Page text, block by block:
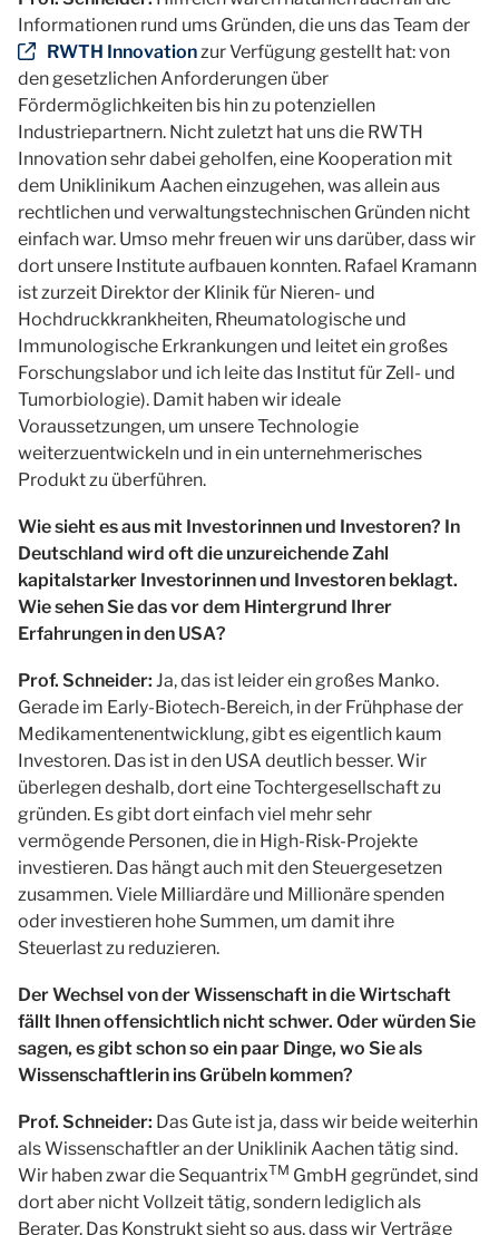
Informationen rund ums Gründen, die uns das Team der
RWTH Innovationzur Verfügung gestellt hat: von
den gesetzlichen Anforderungen über
Fördermöglichkeiten bis hin zu potenziellen
Industriepartnern. Nicht zuletzt hat uns die RWTH
Innovation sehr dabei geholfen, eine Kooperation mit
dem Uniklinikum Aachen einzugehen, was allein aus
rechtlichen und verwaltungstechnischen Gründen nicht
einfach war. Umso mehr freuen wir uns darüber, dass wir
dort unsere Institute aufbauen konnten. Rafael Kramann
ist zurzeit Direktor der Klinik für Nieren- und
Hochdruckkrankheiten, Rheumatologische und
Immunologische Erkrankungen und leitet ein großes
Forschungslabor und ich leite das Institut für Zell- und
Tumorbiologie). Damit haben wir ideale
Voraussetzungen, um unsere Technologie
weiterzuentwickeln und in ein unternehmerisches
Produkt zu überführen.
Wie sieht es aus mit Investorinnen und Investoren? In
Deutschland wird oft die unzureichende Zahl
kapitalstarker Investorinnen und Investoren beklagt.
Wie sehen Sie das vor dem Hintergrund Ihrer
Erfahrungen in den USA?
Prof. Schneider: Ja, das ist leider ein großes Manko.
Gerade im Early-Biotech-Bereich, in der Frühphase der
Medikamentenentwicklung, gibt es eigentlich kaum
Investoren. Das ist in den USA deutlich besser. Wir
überlegen deshalb, dort eine Tochtergesellschaft zu
gründen. Es gibt dort einfach viel mehr sehr
vermögende Personen, die in High-Risk-Projekte
investieren. Das hängt auch mit den Steuergesetzen
zusammen. Viele Milliardäre und Millionäre spenden
oder investieren hohe Summen, um damit ihre
Steuerlast zu reduzieren.
Der Wechsel von der Wissenschaft in die Wirtschaft
fällt Ihnen offensichtlich nicht schwer. Oder würden Sie
sagen, es gibt schon so ein paar Dinge, wo Sie als
Wissenschaftlerin ins Grübeln kommen?
Prof. Schneider: Das Gute ist ja, dass wir beide weiterhin
als Wissenschaftler an der Uniklinik Aachen tätig sind.
Wir haben zwar die SequantrixTM GmbH gegründet, sind
dort aber nicht Vollzeit tätig, sondern lediglich als
Berater. Das Konstrukt sieht so aus, dass wir Verträge